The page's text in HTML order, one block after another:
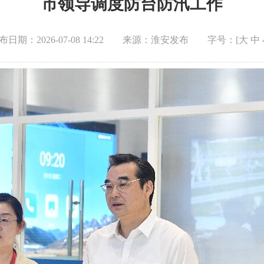
市领导调度防台防汛工作
日期：2026-07-08 14:22 来源：淮安发布 字号：[大 中